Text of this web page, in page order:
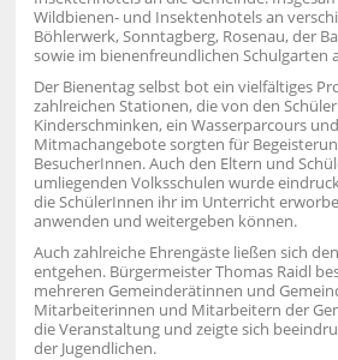
Wildbienen- und Insektenhotels an
Böhlerwerk, Sonntagberg, Rosenau, der
sowie im bienenfreundlichen Schulgarten
Der Bienentag selbst bot ein vielfältiges
zahlreichen Stationen, die von den
Kinderschminken, ein Wasserparcours
Mitmachangebote sorgten für
BesucherInnen. Auch den Eltern und
umliegenden Volksschulen wurde
die SchülerInnen ihr im Unterricht
anwenden und weitergeben können.
Auch zahlreiche Ehrengäste ließen sich
entgehen. Bürgermeister Thomas Raidl
mehreren Gemeinderätinnen und
Mitarbeiterinnen und Mitarbeitern der
die Veranstaltung und zeigte sich
der Jugendlichen.